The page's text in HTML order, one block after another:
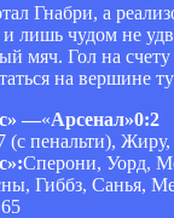
Гнабри, а
и лишь чудом не
мяч. Гол на
на вершине
—«Арсенал»0:2
(с пенальти), Жиру,
Сперони, Уорд,
Гиббз, Санья,